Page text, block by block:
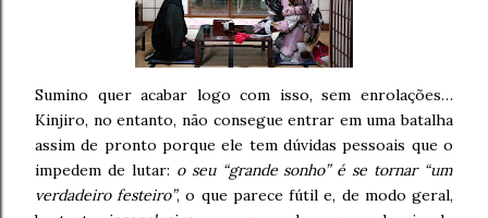
Sumino quer acabar logo com isso, sem enrolações…
Kinjiro, no entanto, não consegue entrar em uma batalha
assim de pronto porque ele tem dúvidas pessoais que o
impedem de lutar: o seu “grande sonho” é se tornar “um
verdadeiro festeiro”, o que parece fútil e, de modo geral,